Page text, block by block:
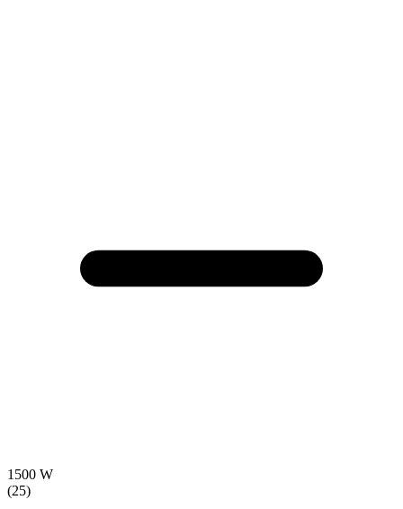
1500 W
(25)